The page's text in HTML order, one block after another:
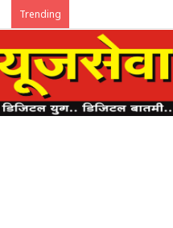
Trending